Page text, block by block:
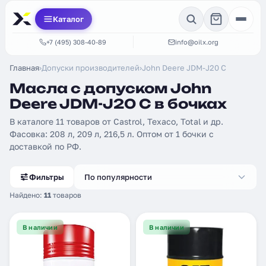
Каталог
+7 (495) 308-40-89 info@oilx.org
Главная›Допуски производителей›John Deere JDM-J20 C
Масла с допуском John
Deere JDM-J20 C в бочках
В каталоге 11 товаров от Castrol, Texaco, Total и др.
Фасовка: 208 л, 209 л, 216,5 л. Оптом от 1 бочки с
доставкой по РФ.
Фильтры
Найдено: 11 товаров
По популярности
В наличии В наличии